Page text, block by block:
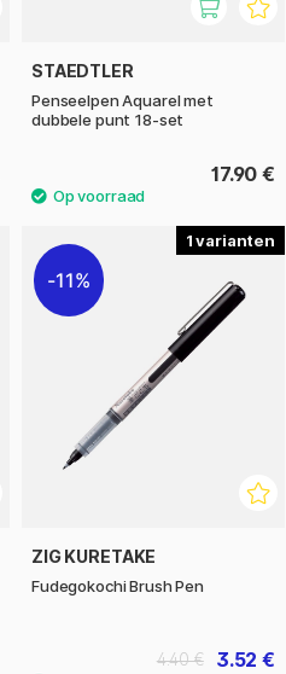
STAEDTLER
Penseelpen Aquarel met
dubbele punt 18-set
17.90 €
1
11%
ZIG KURETAKE
Fudegokochi Brush Pen
3.52 €
4.40 €